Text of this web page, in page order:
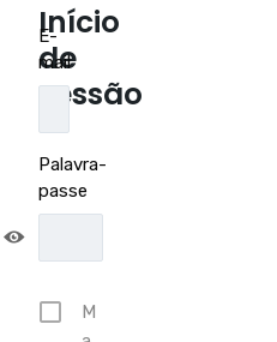
Início
de
sessão
E-
mail
Palavra-
passe
M